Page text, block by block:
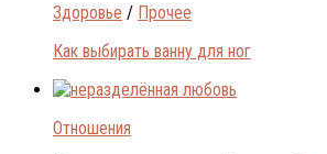
Здоровье / Прочее
Как выбирать ванну для ног
Отношения